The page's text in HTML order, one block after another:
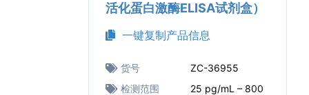
活化蛋白激酶ELISA试剂盒）
一键复制产品信息
货号
ZC-36955
检测范围
25 pg/mL – 800